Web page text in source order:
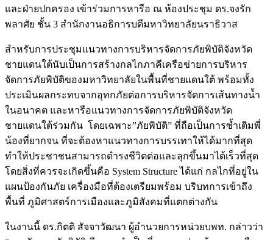
และฝ่ายปกครอง เข้าร่วมการหารือ ณ ห้องประชุม ดร.จงรัก
พลาศัย ชั้น 3 สำนักงานอธิการบดีมหาวิทยาลัยนราธิวาส
สำหรับการประชุมแนวทางการบริหารจัดการภัยพิบัติจังหวัด
ชายแดนใต้นับเป็นการสร้างกลไกภาคีเครือข่ายการบริหาร
จัดการภัยพิบัติของมหาวิทยาลัยในพื้นที่ชายแดนใต้ พร้อมทั้ง
ประเมินผลกระทบจากอุทกภัยต่อการบริหารจัดการเส้นทางน้ำ
ในอนาคต และหารือแนวทางการจัดการภัยพิบัติจังหวัด
ชายแดนใต้ร่วมกัน โดยเฉพาะ”ภัยพิบัติ” ที่ถือเป็นการซ้ำเติมพี่
น้องที่ยากจน ที่จะต้องหาแนวทางการบรรเทาให้ได้มากที่สุด
ทำให้ประชาชนสามารถดำรงชีวิตต่อและลุกขึ้นมาได้เร็วที่สุด
โดยสิ่งที่ควรจะเกิดขึ้นคือ System Structure ได้แก่ กลไกที่อยู่ใน
แผนป้องกันภัย เครื่องมือที่ต้องเตรียมพร้อม บริบทการเข้าถึง
พื้นที่ ภูมิศาสตร์การเมืองและภูมิสังคมที่แตกต่างกัน
ในงานนี้ ดร.กิตติ สัจจาวัฒนา ผู้อำนวยการหน่วยบพท. กล่าวว่า